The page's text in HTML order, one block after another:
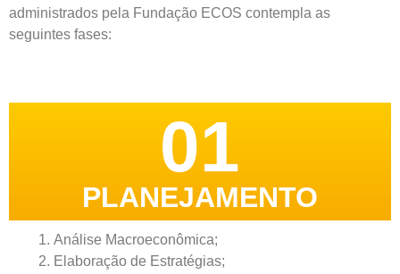
administrados pela Fundação ECOS contempla as
seguintes fases:
01
PLANEJAMENTO
Análise Macroeconômica;
Elaboração de Estratégias;